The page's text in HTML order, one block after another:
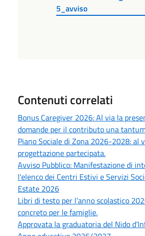
5_avviso
Contenuti correlati
Bonus Caregiver 2026: Al via la
domande per il contributo una
Piano Sociale di Zona 2026-2028: al
progettazione partecipata.
Avviso Pubblico: Manifestazione di
l'elenco dei Centri Estivi e Servizi
Estate 2026
Libri di testo per l’anno scolastico
concreto per le famiglie.
Approvata la graduatoria del Nido